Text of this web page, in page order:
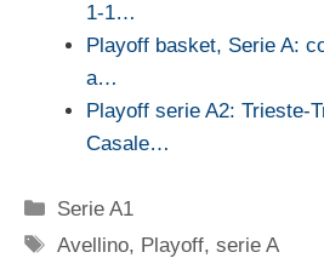
1-1…
Playoff basket, Serie A:
a…
Playoff serie A2: Trieste-
Casale…
Categorie
Serie A1
Tag
Avellino, Playoff,serie A